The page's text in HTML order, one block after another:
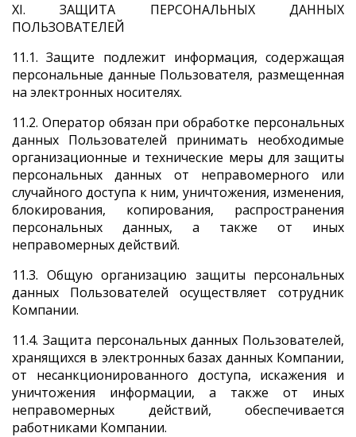
XI. ЗАЩИТА ПЕРСОНАЛЬНЫХ ДАННЫХ
ПОЛЬЗОВАТЕЛЕЙ
11.1. Защите подлежит информация, содержащая
персональные данные Пользователя, размещенная
на электронных носителях.
11.2. Оператор обязан при обработке персональных
данных Пользователей принимать необходимые
организационные и технические меры для защиты
персональных данных от неправомерного или
случайного доступа к ним, уничтожения, изменения,
блокирования, копирования, распространения
персональных данных, а также от иных
неправомерных действий.
11.3. Общую организацию защиты персональных
данных Пользователей осуществляет сотрудник
Компании.
11.4. Защита персональных данных Пользователей,
хранящихся в электронных базах данных Компании,
от несанкционированного доступа, искажения и
уничтожения информации, а также от иных
неправомерных действий, обеспечивается
работниками Компании.